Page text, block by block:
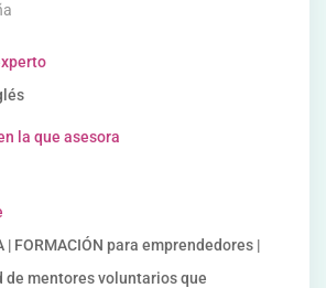
la que asesora
| FORMACIÓN para emprendedores |
de mentores voluntarios que